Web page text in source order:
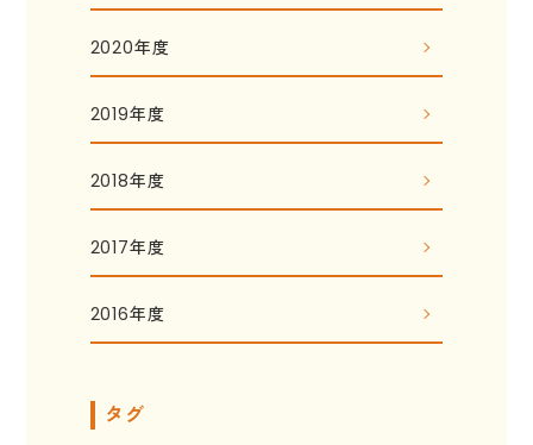
2020年度
2019年度
2018年度
2017年度
2016年度
タグ